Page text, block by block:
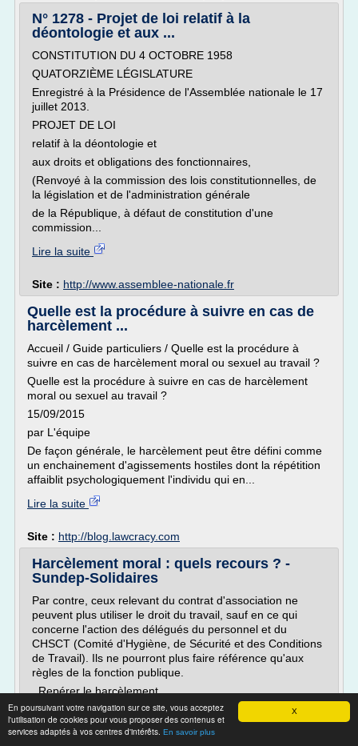
X
En poursuivant votre navigation sur ce site, vous acceptez
l'utilisation de cookies pour vous proposer des contenus et
services adaptés à vos centres d'intérêts. En savoir plus
N° 1278 - Projet de loi relatif à la
déontologie et aux ...
CONSTITUTION DU 4 OCTOBRE 1958
QUATORZIÈME LÉGISLATURE
Enregistré à la Présidence de l'Assemblée nationale le 17
juillet 2013.
PROJET DE LOI
relatif à la déontologie et
aux droits et obligations des fonctionnaires,
(Renvoyé à la commission des lois constitutionnelles, de
la législation et de l'administration générale
de la République, à défaut de constitution d'une
commission...
Lire la suite
Site : http://www.assemblee-nationale.fr
Quelle est la procédure à suivre en cas de
harcèlement ...
Accueil / Guide particuliers / Quelle est la procédure à
suivre en cas de harcèlement moral ou sexuel au travail ?
Quelle est la procédure à suivre en cas de harcèlement
moral ou sexuel au travail ?
15/09/2015
par L'équipe
De façon générale, le harcèlement peut être défini comme
un enchainement d'agissements hostiles dont la répétition
affaiblit psychologiquement l'individu qui en...
Lire la suite
Site : http://blog.lawcracy.com
Harcèlement moral : quels recours ? -
Sundep-Solidaires
Par contre, ceux relevant du contrat d'association ne
peuvent plus utiliser le droit du travail, sauf en ce qui
concerne l'action des délégués du personnel et du
CHSCT (Comité d'Hygiène, de Sécurité et des Conditions
de Travail). Ils ne pourront plus faire référence qu'aux
règles de la fonction publique.
Repérer le harcèlement
Si le harcèlement peut naître de façon anodine, il...
Lire la suite